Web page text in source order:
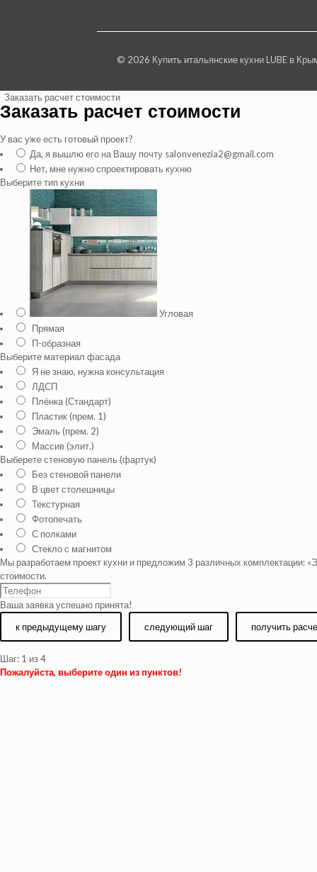
© 2026 Купить итальянские кухни LUBE в
Заказать расчет стоимости
Заказать расчет стоимости
У вас уже есть готовый проект?
Да, я вышлю его на Вашу почту salonvenezia2@gmail.com
Нет, мне нужно спроектировать кухню
Выберите тип кухни
Угловая
Прямая
П-образная
Выберите материал фасада
Я не знаю, нужна консультация
ЛДСП
Плёнка (Стандарт)
Пластик (прем. 1)
Эмаль (прем. 2)
Массив (элит.)
Выберете стеновую панель (фартук)
Без стеновой панели
В цвет столешницы
Текстурная
Фотопечать
С полками
Стекло с магнитом
Мы разработаем проект кухни и предложим 3 различных комплектации:
стоимости.
Ваша заявка успешно принята!
к предыдущему шагу
следующий шаг получить
Шаг: 1 из 4
Пожалуйста, выберите один из пунктов!